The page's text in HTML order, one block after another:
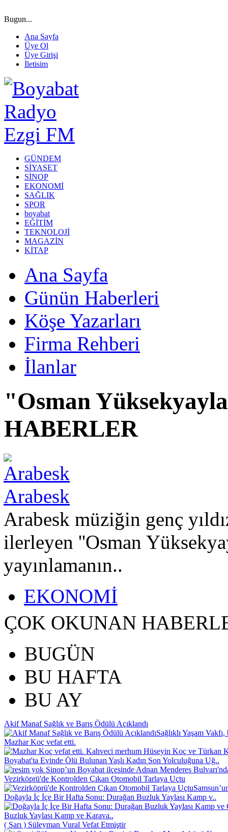
Bugun...
Ana Sayfa
Üye Ol
Üye Girişi
İletisim
GÜNDEM
SİYASET
SİNOP
EKONOMİ
SAĞLIK
SPOR
boyabat
EĞİTİM
TEKNOLOJİ
MAGAZİN
KİTAP
Ana Sayfa
Günün Haberleri
Köşe Yazarları
Firma Rehberi
İlanlar
"Osman
HABERLER
Arabesk
Arabesk müziğin genç
ilerleyen ''Osman
yayınlamanın..
EKONOMİ
ÇOK OKUNAN
BUGÜN
BU HAFTA
BU AY
Akif Manaf Sağlık ve Barış Ödülü Açıklandı
Sağlıklı Yaşam
Mazhar Koç vefat etti.
Kahveci merhum Hüseyin Koç ve Türkan
Boyabat'ta Evinde Ölü Bulunan Yaşlı Kadın Son Yolculuğuna Uğ..
Sinop’un Boyabat ilçesinde Adnan Menderes
Vezirköprü'de Kontrolden Çıkan Otomobil Tarlaya Uçtu
Doğayla İç İçe Bir Hafta Sonu: Durağan Buzluk Yaylası Kamp v..
Buzluk Yaylası Kamp ve Karava..
( Sarı ) Süleyman Vural Vefat Etmiştir